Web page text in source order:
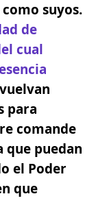
suyos.
de
cual
para
comande
que puedan
el Poder
que